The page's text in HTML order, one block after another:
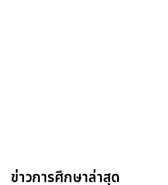
ข่าวการศึกษาล่าสุด